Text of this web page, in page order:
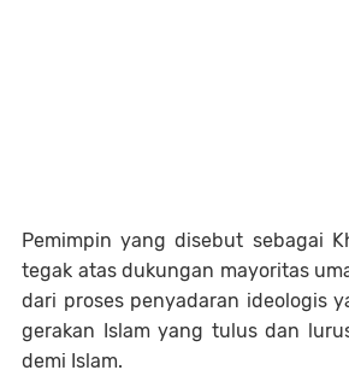
Pemimpin yang disebut sebagai
tegak atas dukungan mayoritas
dari proses penyadaran ideologis
gerakan Islam yang tulus dan
demi Islam.